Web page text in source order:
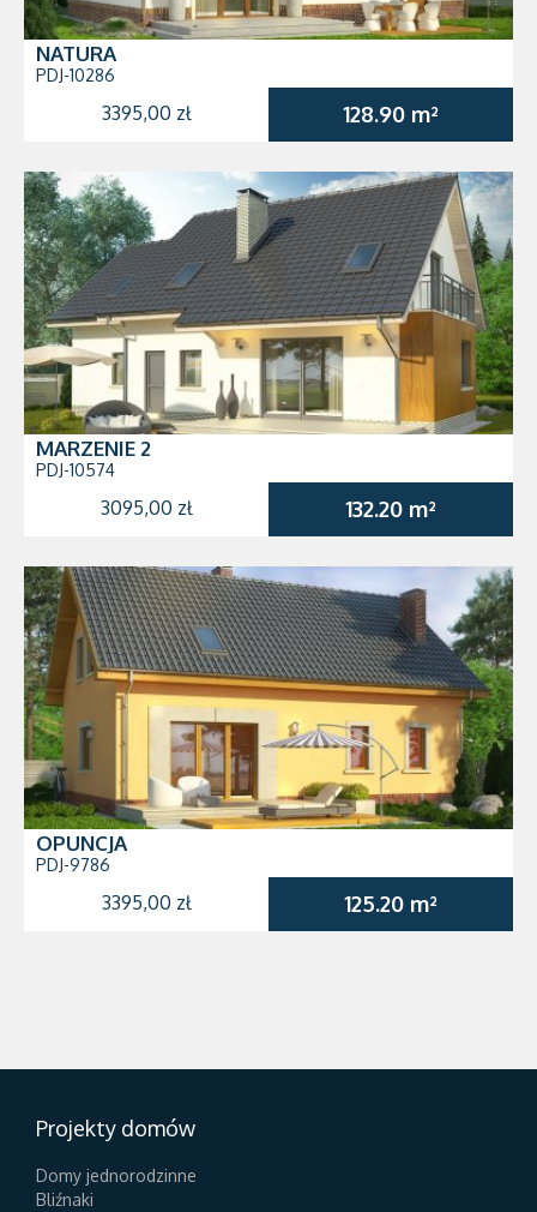
NATURA
PDJ-10286
3395,00 zł 128.90 m²
MARZENIE 2
PDJ-10574
3095,00 zł 132.20 m²
OPUNCJA
PDJ-9786
3395,00 zł 125.20 m²
Projekty domów
Domy jednorodzinne
Bliźnaki